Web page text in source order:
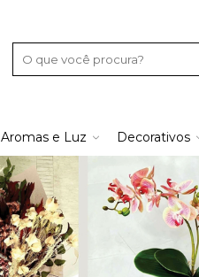
Aromas e Luz Decorativos